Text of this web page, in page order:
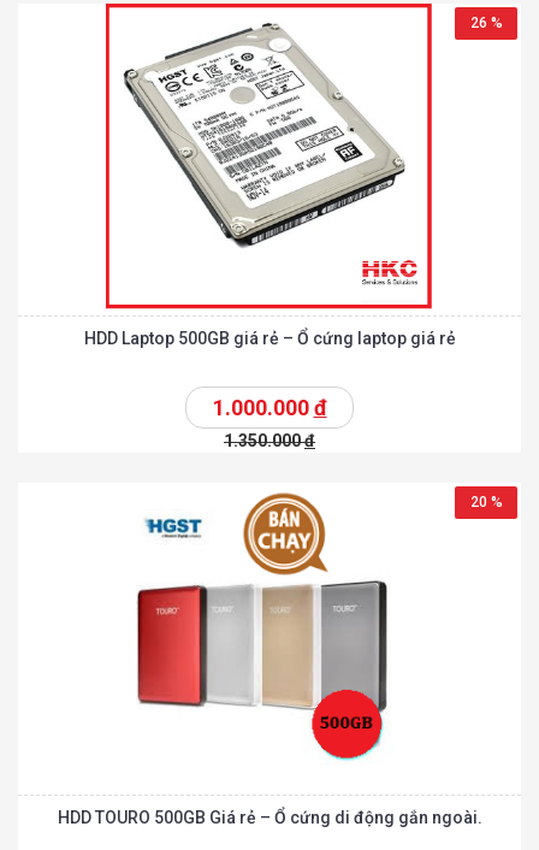
26 %
HDD Laptop 500GB giá rẻ – Ổ cứng laptop giá rẻ
1.000.000đ
1.350.000đ
20 %
HDD TOURO 500GB Giá rẻ – Ổ cứng di động gắn ngoài.